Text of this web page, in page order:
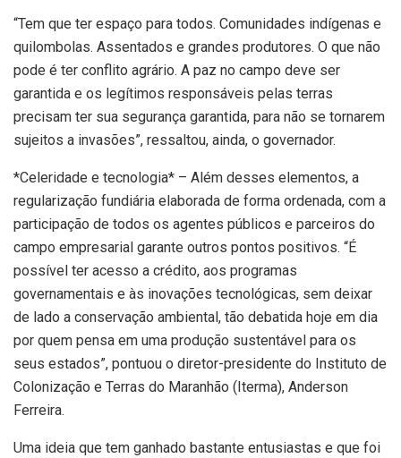
“Tem que ter espaço para todos. Comunidades indígenas e
quilombolas. Assentados e grandes produtores. O que não
pode é ter conflito agrário. A paz no campo deve ser
garantida e os legítimos responsáveis pelas terras
precisam ter sua segurança garantida, para não se tornarem
sujeitos a invasões”, ressaltou, ainda, o governador.
*Celeridade e tecnologia* – Além desses elementos, a
regularização fundiária elaborada de forma ordenada, com a
participação de todos os agentes públicos e parceiros do
campo empresarial garante outros pontos positivos. “É
possível ter acesso a crédito, aos programas
governamentais e às inovações tecnológicas, sem deixar
de lado a conservação ambiental, tão debatida hoje em dia
por quem pensa em uma produção sustentável para os
seus estados”, pontuou o diretor-presidente do Instituto de
Colonização e Terras do Maranhão (Iterma), Anderson
Ferreira.
Uma ideia que tem ganhado bastante entusiastas e que foi